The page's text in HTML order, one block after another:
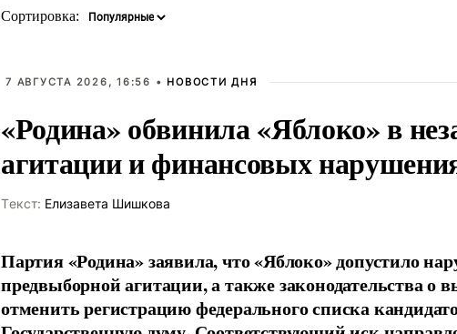
Сортировка:
7 АВГУСТА 2026, 16:56 • НОВОСТИ ДНЯ
«Родина» обвинила «Яблоко» в
агитации и финансовых
Tекст: Елизавета Шишкова
Партия «Родина» заявила, что «Яблоко» допустило
предвыборной агитации, а также законодательства о
отменить регистрацию федерального списка